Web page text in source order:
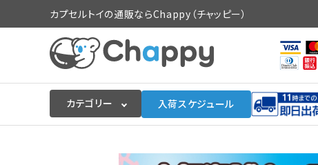
カプセルトイの通販ならChappy（チャッピー）
カテゴリー 入荷スケジュール